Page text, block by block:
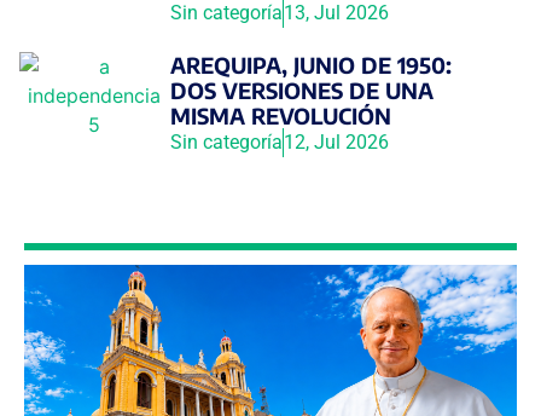
Sin categoría13, Jul 2026
AREQUIPA, JUNIO DE 1950:
DOS VERSIONES DE UNA
MISMA REVOLUCIÓN
Sin categoría12, Jul 2026